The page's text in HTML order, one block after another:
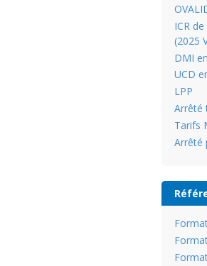
ICR
(2025
DMI
UCD
LPP
Arrêté
Tarifs
Arrêté